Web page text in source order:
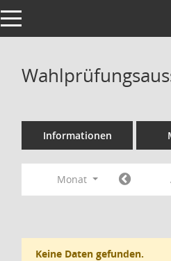
Toggle navigation
Informationen
Monat
Keine Daten gefunden.